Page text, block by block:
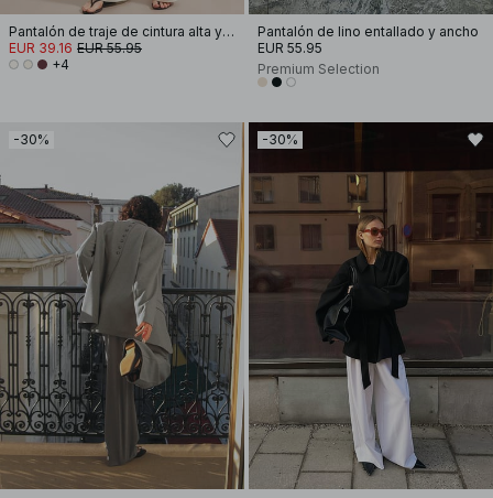
Pantalón de traje de cintura alta y pierna ancha
EUR 39.16 EUR 55.95
+4
Pantalón de lino entallado y ancho
EUR 55.95
Premium Selection
-30% -30%